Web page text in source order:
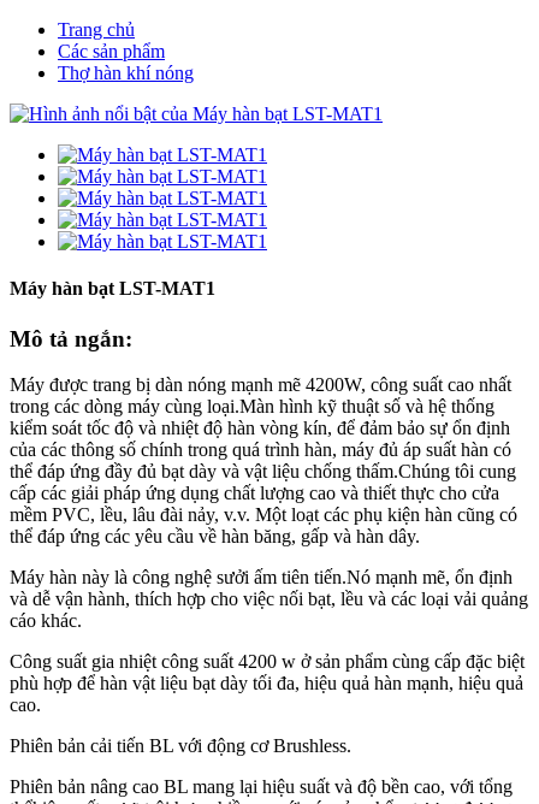
Trang chủ
Các sản phẩm
Thợ hàn khí nóng
Máy hàn bạt LST-MAT1
Mô tả ngắn:
Máy được trang bị dàn nóng mạnh mẽ 4200W, công suất cao nhất
trong các dòng máy cùng loại.Màn hình kỹ thuật số và hệ thống
kiểm soát tốc độ và nhiệt độ hàn vòng kín, để đảm bảo sự ổn định
của các thông số chính trong quá trình hàn, máy đủ áp suất hàn có
thể đáp ứng đầy đủ bạt dày và vật liệu chống thấm.Chúng tôi cung
cấp các giải pháp ứng dụng chất lượng cao và thiết thực cho cửa
mềm PVC, lều, lâu đài nảy, v.v. Một loạt các phụ kiện hàn cũng có
thể đáp ứng các yêu cầu về hàn băng, gấp và hàn dây.
Máy hàn này là công nghệ sưởi ấm tiên tiến.Nó mạnh mẽ, ổn định
và dễ vận hành, thích hợp cho việc nối bạt, lều và các loại vải quảng
cáo khác.
Công suất gia nhiệt công suất 4200 w ở sản phẩm cùng cấp đặc biệt
phù hợp để hàn vật liệu bạt dày tối đa, hiệu quả hàn mạnh, hiệu quả
cao.
Phiên bản cải tiến BL với động cơ Brushless.
Phiên bản nâng cao BL mang lại hiệu suất và độ bền cao, với tổng